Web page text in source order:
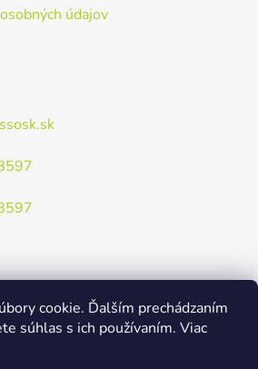
cookie. Ďalším prechádzaním
súhlas s ich používaním. Viac
údajov